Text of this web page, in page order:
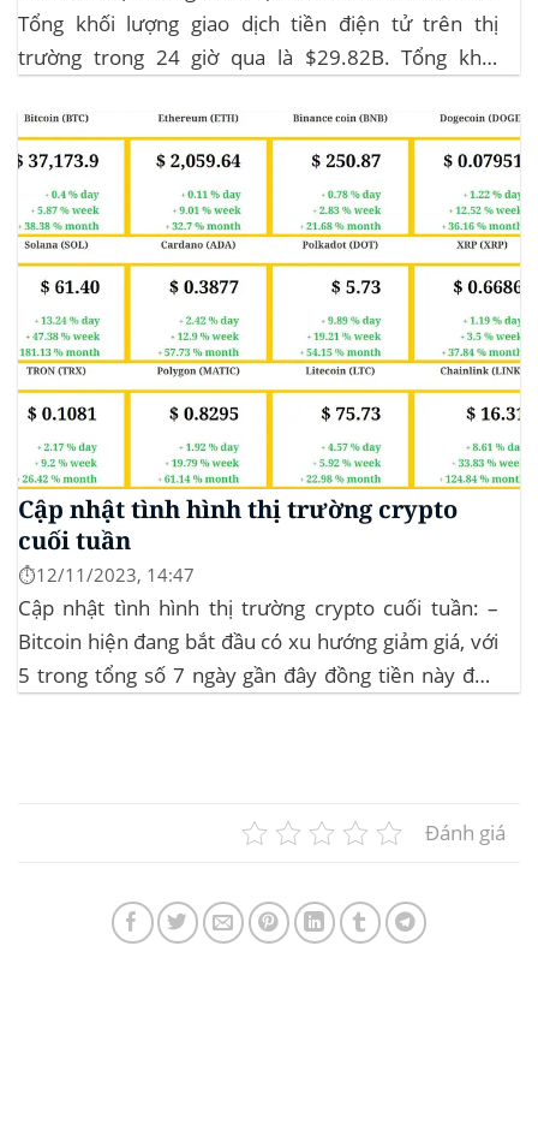
Tổng khối lượng giao dịch tiền điện tử trên thị
trường trong 24 giờ qua là $29.82B. Tổng khối
chiếm 11.77% tổng khối lượng giao dịch tiền điện tử
trong 24 giờ. Khối lượng giao dịch của...
Cập nhật tình hình thị trường crypto
cuối tuần
⏱️12/11/2023, 14:47
Cập nhật tình hình thị trường crypto cuối tuần: –
Bitcoin hiện đang bắt đầu có xu hướng giảm giá, với
5 trong tổng số 7 ngày gần đây đồng tiền này đều
Đánh giá